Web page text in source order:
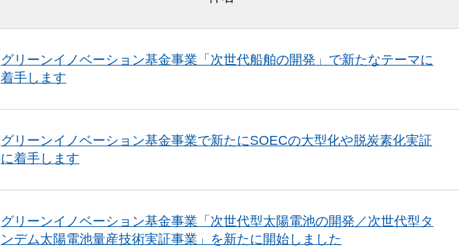
グリーンイノベーション基金事業「次世代船舶の開発」で新たなテーマに
着手します
グリーンイノベーション基金事業で新たにSOECの大型化や脱炭素化実証
に着手します
グリーンイノベーション基金事業「次世代型太陽電池の開発／次世代型タ
ンデム太陽電池量産技術実証事業」を新たに開始しました